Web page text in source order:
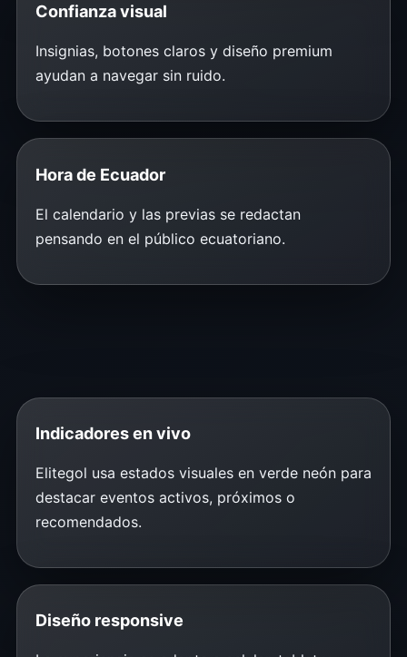
Confianza visual
Insignias, botones claros y diseño premium
ayudan a navegar sin ruido.
Hora de Ecuador
El calendario y las previas se redactan
pensando en el público ecuatoriano.
Indicadores en vivo
Elitegol usa estados visuales en verde neón para
destacar eventos activos, próximos o
recomendados.
Diseño responsive